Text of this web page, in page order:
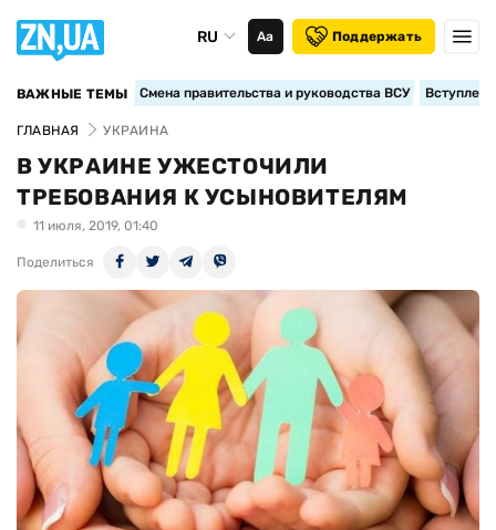
RU Аа Поддержать
ВАЖНЫЕ ТЕМЫ Смена правительства и руководства ВСУ
ГЛАВНАЯ УКРАИНА
В УКРАИНЕ УЖЕСТОЧИЛИ
ТРЕБОВАНИЯ К УСЫНОВИТЕЛЯМ
11 июля, 2019, 01:40
Поделиться